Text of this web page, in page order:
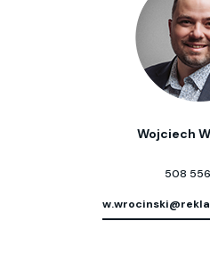
Wojciech
508